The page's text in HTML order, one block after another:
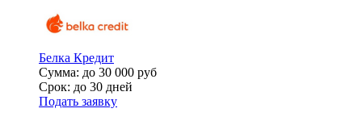
Белка Кредит
Сумма: до 30 000 руб
Срок: до 30 дней
Подать заявку